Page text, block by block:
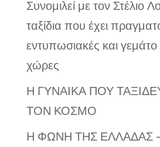
Συνομιλεί με τον Στέλιο
ταξίδια που έχει
εντυπωσιακές και γεμάτο
χώρες
Η ΓΥΝΑΙΚΑ ΠΟΥ
ΤΟΝ ΚΟΣΜΟ
Η ΦΩΝΗ ΤΗΣ ΕΛΛΑΔΑΣ –